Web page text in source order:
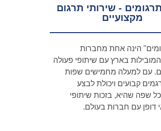
- שירותי תרגום
מקצועיים
הינה אחת מחברות
בארץ עם שיתופי פעולה
עם למעלה מחמישים שפות
קבועים ויכולת לבצע
שפה שהיא, בזכות שיתופי
דופן עם חברות בעולם.